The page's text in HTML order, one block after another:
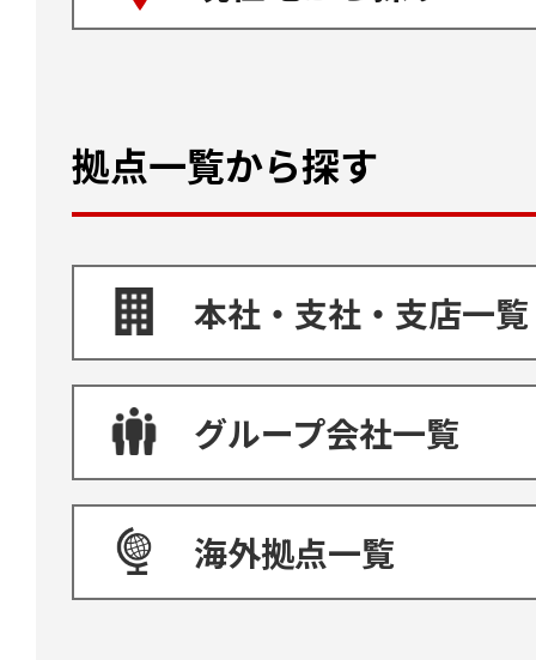
拠点一覧から探す
本社・支社・支店一覧
グループ会社一覧
海外拠点一覧